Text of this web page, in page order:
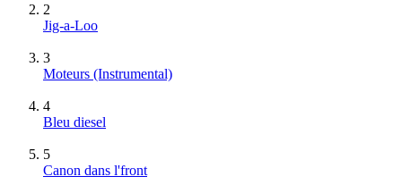
2
Jig-a-Loo
3
Moteurs (Instrumental)
4
Bleu diesel
5
Canon dans l'front